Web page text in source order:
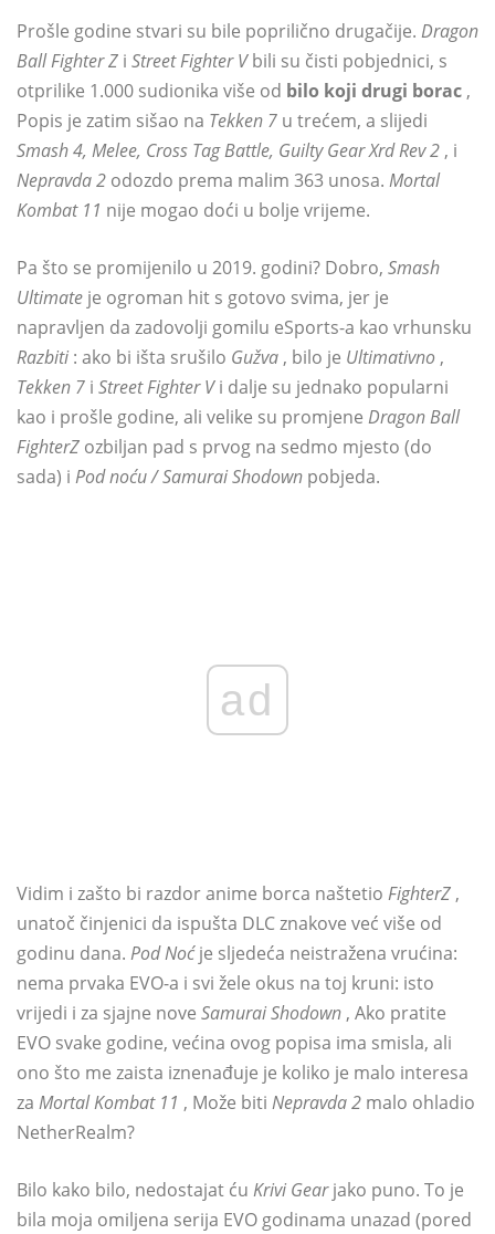
Prošle godine stvari su bile poprilično drugačije. Dragon
Ball Fighter Z i Street Fighter Vbili su čisti pobjednici, s
otprilike 1.000 sudionika više od bilo koji drugi borac ,
Popis je zatim sišao na Tekken 7 u trećem, a slijedi
Smash 4, Melee, Cross Tag Battle, Guilty Gear Xrd Rev 2 , i
Nepravda 2 odozdo prema malim 363 unosa. Mortal
Kombat 11 nije mogao doći u bolje vrijeme.
Pa što se promijenilo u 2019. godini? Dobro, Smash
Ultimate je ogroman hit s gotovo svima, jer je
napravljen da zadovolji gomilu eSports-a kao vrhunsku
Razbiti : ako bi išta srušilo Gužva , bilo je Ultimativno ,
Tekken 7 i Street Fighter Vi dalje su jednako popularni
kao i prošle godine, ali velike su promjene Dragon Ball
FighterZ ozbiljan pad s prvog na sedmo mjesto (do
sada) i Pod noću / Samurai Shodown pobjeda.
ad
Vidim i zašto bi razdor anime borca ​​naštetio FighterZ ,
unatoč činjenici da ispušta DLC znakove već više od
godinu dana. Pod Noćje sljedeća neistražena vrućina:
nema prvaka EVO-a i svi žele okus na toj kruni: isto
vrijedi i za sjajne nove Samurai Shodown , Ako pratite
EVO svake godine, većina ovog popisa ima smisla, ali
ono što me zaista iznenađuje je koliko je malo interesa
za Mortal Kombat 11 , Može biti Nepravda 2 malo ohladio
NetherRealm?
Bilo kako bilo, nedostajat ću Krivi Gearjako puno. To je
bila moja omiljena serija EVO godinama unazad (pored